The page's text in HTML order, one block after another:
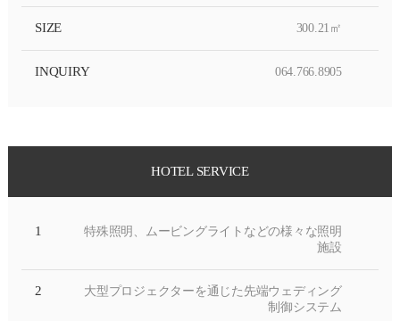
SIZE 300.21㎡
INQUIRY 064.766.8905
HOTEL SERVICE
1
特殊照明、ムービングライトなどの様々な照明
施設
2
大型プロジェクターを通じた先端ウェディング
制御システム